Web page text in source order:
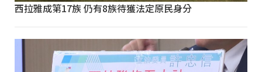
西拉雅成第17族 仍有8族待獲法定原民身分